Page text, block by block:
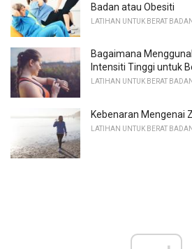
Badan atau Obesiti
LATIHAN UNTUK BERAT BADAN
Bagaimana
Intensiti Tinggi untuk
LATIHAN UNTUK BERAT BADAN
Kebenaran Mengenai
LATIHAN UNTUK BERAT BADAN